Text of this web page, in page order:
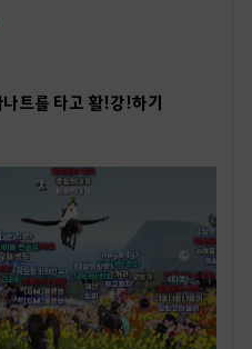
트를 타고 활!강!하기